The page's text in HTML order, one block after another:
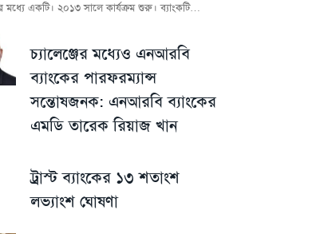
মধ্যে একটি। ২০১৩ সালে কার্যক্রম শুরু। ব্যাংকটি…
চ্যালেঞ্জের মধ্যেও এনআরবি
ব্যাংকের পারফরম্যান্স
সন্তোষজনক: এনআরবি ব্যাংকের
এমডি তারেক রিয়াজ খান
ট্রাস্ট ব্যাংকের ১৩ শতাংশ
লভ্যাংশ ঘোষণা